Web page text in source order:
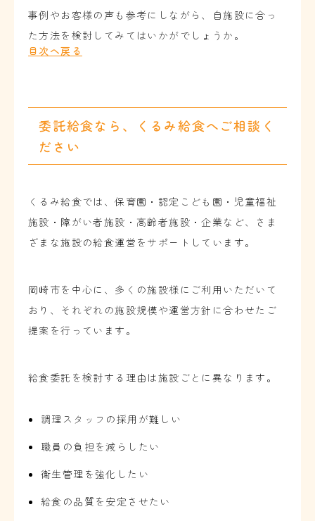
事例やお客様の声も参考にしながら、自施設に合っ
た方法を検討してみてはいかがでしょうか。
目次へ戻る
委託給食なら、くるみ給食へご相談く
ださい
くるみ給食では、保育園・認定こども園・児童福祉
施設・障がい者施設・高齢者施設・企業など、さま
ざまな施設の給食運営をサポートしています。
岡崎市を中心に、多くの施設様にご利用いただいて
おり、それぞれの施設規模や運営方針に合わせたご
提案を行っています。
給食委託を検討する理由は施設ごとに異なります。
調理スタッフの採用が難しい
職員の負担を減らしたい
衛生管理を強化したい
給食の品質を安定させたい